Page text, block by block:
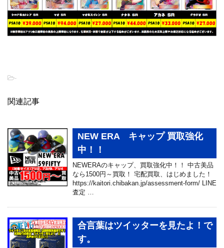
-
関連記事
NEW ERA キャップ 買取強化
中！！
NEWERAのキャップ、買取強化中！！ 中古美品
なら1500円～買取！ 宅配買取、はじめました！
https://kaitori.chibakan.jp/assessment-form/ LINE
査定 …
合言葉はツイッターを見たよ！で
す。